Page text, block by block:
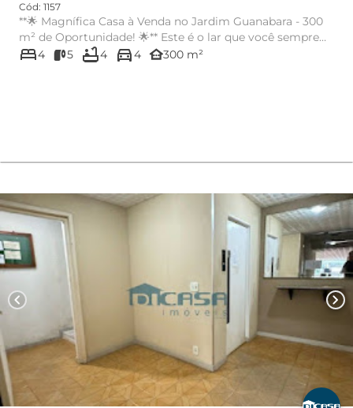
Cód: 1157
**🌟 Magnífica Casa à Venda no Jardim Guanabara - 300
m² de Oportunidade! 🌟** Este é o lar que você sempre
sonhou! Rece...
bed4 5 bathtub4 directions_car4 other_houses300 m²
chevron_left chevron_right